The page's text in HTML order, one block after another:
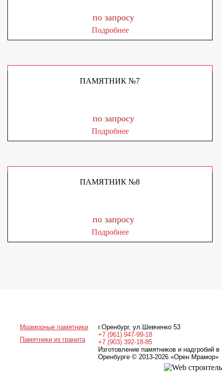
по запросу
Подробнее
ПАМЯТНИК №7
по запросу
Подробнее
ПАМЯТНИК №8
по запросу
Подробнее
Мраморные памятники
Памятники из гранита
г.Оренбург, ул.Шевченко 53
+7 (961) 947-99-18
+7 (903) 392-18-85
Изготовление памятников и надгробий в
Оренбурге © 2013-2026 «Орен Мрамор»